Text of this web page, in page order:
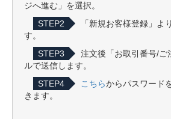
ジへ進む」を選択。
STEP2
「新規お客様登録」よ
す。
STEP3
注文後「お取引番号/ご
ルで送信します。
STEP4
こちらからパスワード
きます。